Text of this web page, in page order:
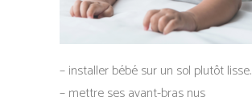
– installer bébé sur un sol plutôt lisse.
– mettre ses avant-bras nus